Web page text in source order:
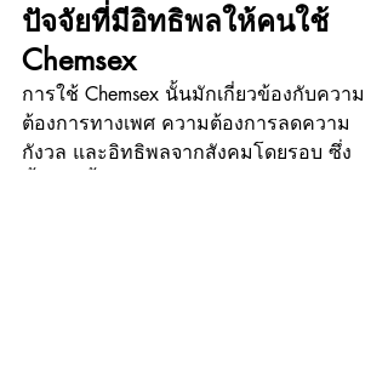
ปัจจัยที่มีอิทธิพลให้คนใช้
Chemsex
การใช้ Chemsex นั้นมักเกี่ยวข้องกับความ
ต้องการทางเพศ ความต้องการลดความ
กังวล และอิทธิพลจากสังคมโดยรอบ ซึ่ง